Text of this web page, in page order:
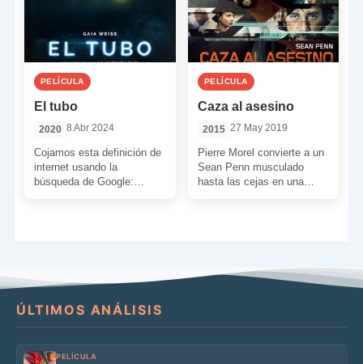
PELÍCULA
El tubo
2020 8 Abr 2024
Cojamos esta definición de
internet usando la
búsqueda de Google:
PELÍCULA
Caza al asesino
2015 27 May 2019
Pierre Morel convierte a un
Sean Penn musculado
hasta las cejas en una
ÚLTIMOS ANÁLISIS
PELÍCULA